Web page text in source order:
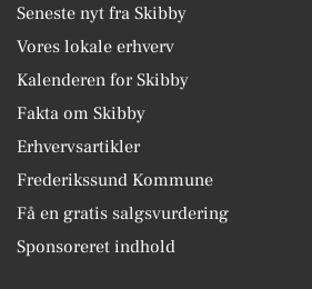
Seneste nyt fra Skibby
Vores lokale erhverv
Kalenderen for Skibby
Fakta om Skibby
Erhvervsartikler
Frederikssund Kommune
Få en gratis salgsvurdering
Sponsoreret indhold